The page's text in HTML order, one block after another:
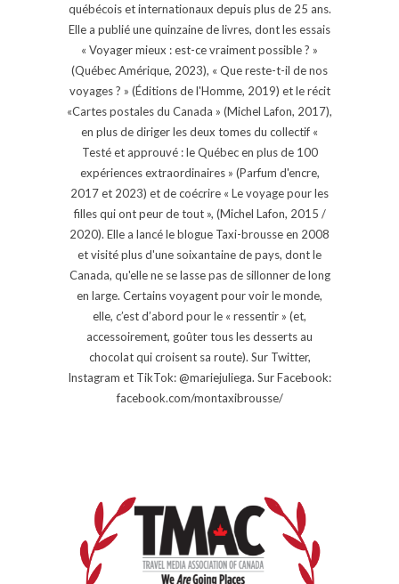
québécois et internationaux depuis plus de 25 ans.
Elle a publié une quinzaine de livres, dont les essais
« Voyager mieux : est-ce vraiment possible ? »
(Québec Amérique, 2023), « Que reste-t-il de nos
voyages ? » (Éditions de l'Homme, 2019) et le récit
«Cartes postales du Canada » (Michel Lafon, 2017),
en plus de diriger les deux tomes du collectif «
Testé et approuvé : le Québec en plus de 100
expériences extraordinaires » (Parfum d'encre,
2017 et 2023) et de coécrire « Le voyage pour les
filles qui ont peur de tout », (Michel Lafon, 2015 /
2020). Elle a lancé le blogue Taxi-brousse en 2008
et visité plus d'une soixantaine de pays, dont le
Canada, qu'elle ne se lasse pas de sillonner de long
en large. Certains voyagent pour voir le monde,
elle, c’est d’abord pour le « ressentir » (et,
accessoirement, goûter tous les desserts au
chocolat qui croisent sa route). Sur Twitter,
Instagram et TikTok: @mariejuliega. Sur Facebook:
facebook.com/montaxibrousse/